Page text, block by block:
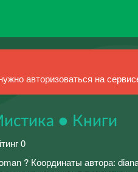
авторизоваться на
● Книги
0
? Координаты автора: